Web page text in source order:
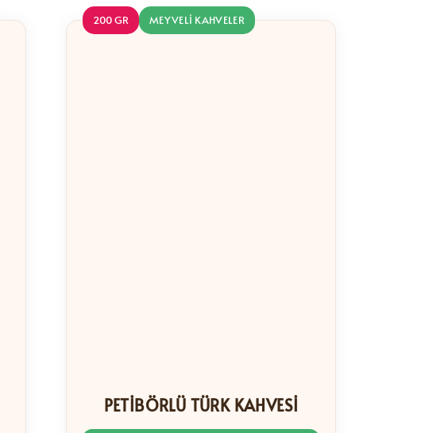
200 GR MEYVELI KAHVELER
PETIBÖRLÜ TÜRK KAHVESI